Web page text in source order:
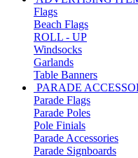
Flags
Beach Flags
ROLL - UP
Windsocks
Garlands
Table Banners
PARADE
Parade Flags
Parade Poles
Pole Finials
Parade Accessories
Parade Signboards